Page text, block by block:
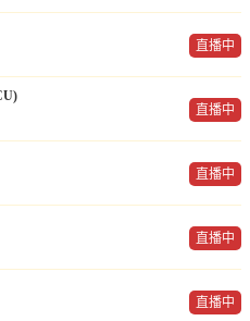
直播中
直播中
直播中
直播中
直播中